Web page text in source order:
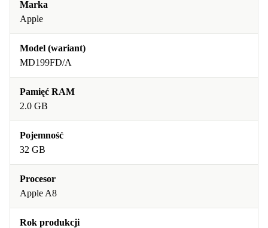
Marka
Apple
Model (wariant)
MD199FD/A
Pamięć RAM
2.0 GB
Pojemność
32 GB
Procesor
Apple A8
Rok produkcji